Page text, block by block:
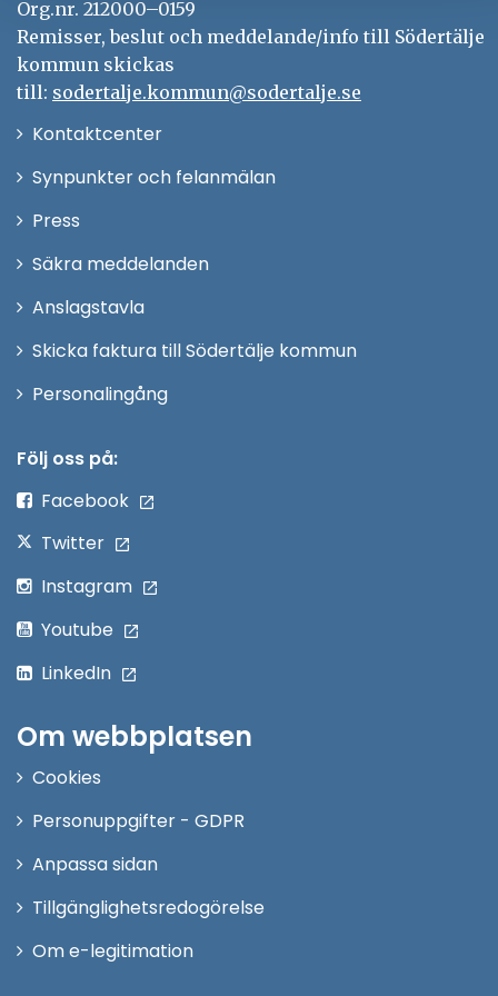
Org.nr. 212000–0159
Remisser, beslut och meddelande/info till Södertälje
kommun skickas
till: sodertalje.kommun@sodertalje.se
KontaktcenterÖppna
Synpunkter och felanmälan
Press
fönster
Säkra meddelanden
Anslagstavla
Skicka faktura till Södertälje kommun
PersonalingångÖppna
Följ oss på:
Facebook
Twitter
Instagram
Youtube
LinkedIn
Om webbplatsen
Cookies
Personuppgifter - GDPR
Anpassa sidan
Tillgänglighetsredogörelse
Om e-legitimation